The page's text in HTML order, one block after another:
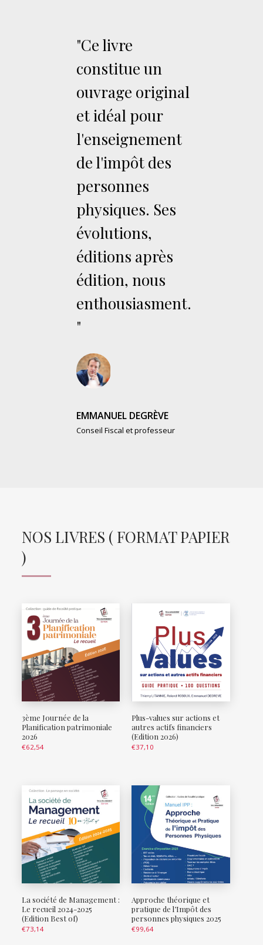
"Ce livre
constitue un
ouvrage original
et idéal pour
l'enseignement
de l'impôt des
personnes
physiques. Ses
évolutions,
éditions après
édition, nous
enthousiasment.
"
EMMANUEL DEGRÈVE
Conseil Fiscal et professeur
NOS LIVRES ( FORMAT PAPIER
)
3ème Journée de la
Planification patrimoniale
2026
€62,54
Plus-values sur actions et
autres actifs financiers
(Edition 2026)
€37,10
La société de Management :
Le recueil 2024-2025
(Edition Best of)
€73,14
Approche théorique et
pratique de l’Impôt des
personnes physiques 2025
€99,64